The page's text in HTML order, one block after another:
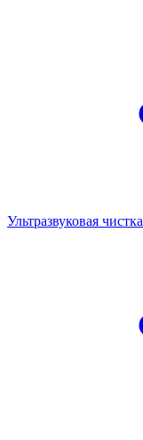
Ультразвуковая чистка